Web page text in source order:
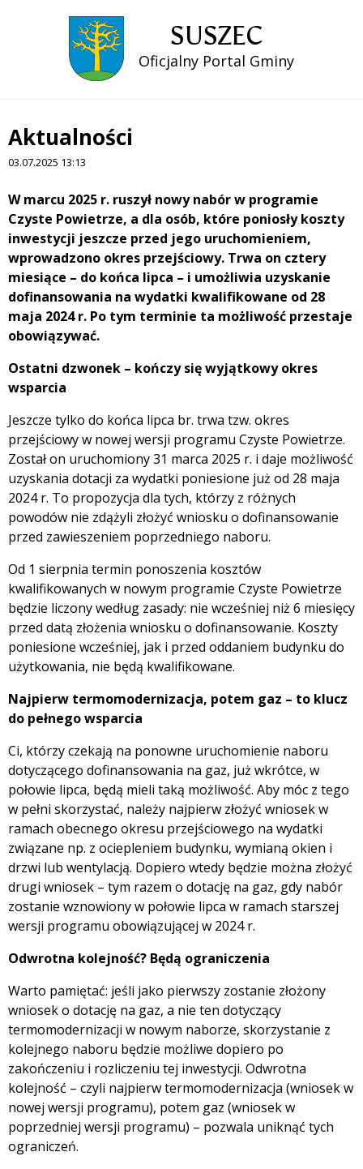
SUSZEC
Oficjalny Portal Gminy
Aktualności
03.07.2025 13:13
Treść
W marcu 2025 r. ruszył nowy nabór w programie
Czyste Powietrze, a dla osób, które poniosły koszty
inwestycji jeszcze przed jego uruchomieniem,
wprowadzono okres przejściowy. Trwa on cztery
miesiące – do końca lipca – i umożliwia uzyskanie
dofinansowania na wydatki kwalifikowane od 28
maja 2024 r. Po tym terminie ta możliwość przestaje
obowiązywać.
Ostatni dzwonek – kończy się wyjątkowy okres
wsparcia
Jeszcze tylko do końca lipca br. trwa tzw. okres
przejściowy w nowej wersji programu Czyste Powietrze.
Został on uruchomiony 31 marca 2025 r. i daje możliwość
uzyskania dotacji za wydatki poniesione już od 28 maja
2024 r. To propozycja dla tych, którzy z różnych
powodów nie zdążyli złożyć wniosku o dofinansowanie
przed zawieszeniem poprzedniego naboru.
Od 1 sierpnia termin ponoszenia kosztów
kwalifikowanych w nowym programie Czyste Powietrze
będzie liczony według zasady: nie wcześniej niż 6 miesięcy
przed datą złożenia wniosku o dofinansowanie. Koszty
poniesione wcześniej, jak i przed oddaniem budynku do
użytkowania, nie będą kwalifikowane.
Najpierw termomodernizacja, potem gaz – to klucz
do pełnego wsparcia
Ci, którzy czekają na ponowne uruchomienie naboru
dotyczącego dofinansowania na gaz, już wkrótce, w
połowie lipca, będą mieli taką możliwość. Aby móc z tego
w pełni skorzystać, należy najpierw złożyć wniosek w
ramach obecnego okresu przejściowego na wydatki
związane np. z ociepleniem budynku, wymianą okien i
drzwi lub wentylacją. Dopiero wtedy będzie można złożyć
drugi wniosek – tym razem o dotację na gaz, gdy nabór
zostanie wznowiony w połowie lipca w ramach starszej
wersji programu obowiązującej w 2024 r.
Odwrotna kolejność? Będą ograniczenia
Warto pamiętać: jeśli jako pierwszy zostanie złożony
wniosek o dotację na gaz, a nie ten dotyczący
termomodernizacji w nowym naborze, skorzystanie z
kolejnego naboru będzie możliwe dopiero po
zakończeniu i rozliczeniu tej inwestycji. Odwrotna
kolejność – czyli najpierw termomodernizacja (wniosek w
nowej wersji programu), potem gaz (wniosek w
poprzedniej wersji programu) – pozwala uniknąć tych
ograniczeń.